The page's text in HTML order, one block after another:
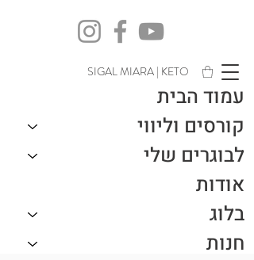
SIGAL MIARA | KETO
עמוד הבית
קורסים וליווי
לבוגרים שלי
אודות
בלוג
חנות